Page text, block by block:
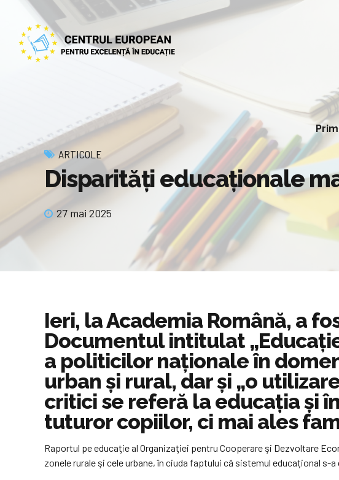
ARTICOLE
Disparităţi educaţionale
27 mai 2025
Ieri, la Academia Română, a
Documentul intitulat
a politicilor naţionale în
urban şi rural, dar şi „o
critici se referă la educaţia şi
tuturor copiilor, ci mai ales
Raportul pe educaţie al Organizaţiei pentru Cooperare şi Dezvoltare
zonele rurale şi cele urbane, în ciuda faptului că sistemul educațional s-a